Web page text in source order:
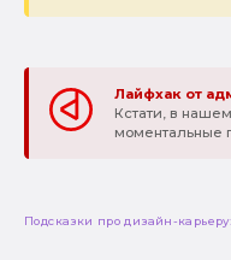
Лайфхак от
Кстати, в нашем
моментальные
Подсказки про дизайн-карьеру: